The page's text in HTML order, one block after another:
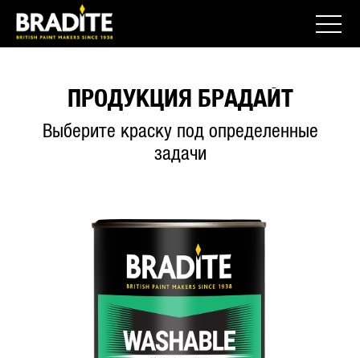
ПРОДУКЦИЯ БРАДАЙТ
Выберите краску под определенные
задачи